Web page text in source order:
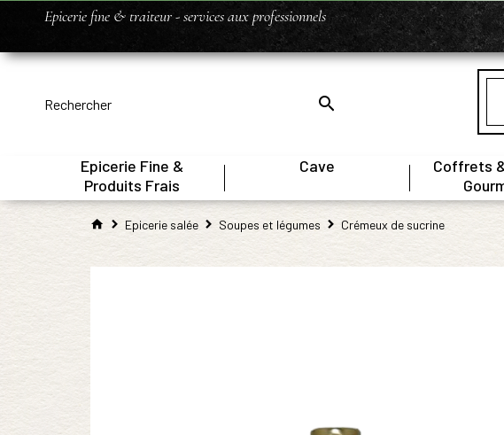
Epicerie fine & traiteur - services aux professionnels
Epicerie Fine &
Produits Frais
Cave
Coffrets
Epicerie salée Soupes et légumes Crémeux de sucrine